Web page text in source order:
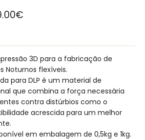
€
3D para a fabricação de
Noturnos flexíveis.
para DLP é um material de
que combina a força necessária
contra distúrbios como o
acrescida para um melhor
em embalagem de 0,5kg e 1kg.